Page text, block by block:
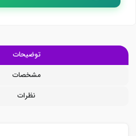
توضیحات
مشخصات
نظرات